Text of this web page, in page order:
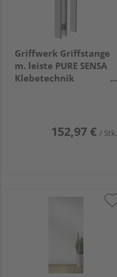
Griffwerk Griffstange
m. leiste PURE SENSA
Klebetechnik
152,97 € / Stk.